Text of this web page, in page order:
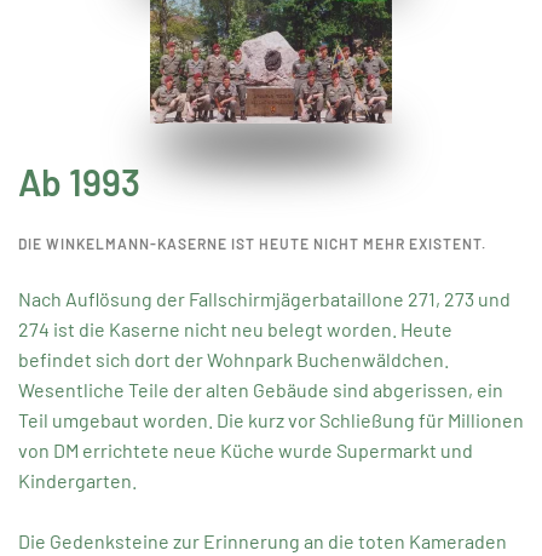
Ab 1993
DIE WINKELMANN-KASERNE IST HEUTE NICHT MEHR EXISTENT.
Nach Auflösung der Fallschirmjägerbataillone 271, 273 und
274 ist die Kaserne nicht neu belegt worden. Heute
befindet sich dort der Wohnpark Buchenwäldchen.
Wesentliche Teile der alten Gebäude sind abgerissen, ein
Teil umgebaut worden. Die kurz vor Schließung für Millionen
von DM errichtete neue Küche wurde Supermarkt und
Kindergarten.
Die Gedenksteine zur Erinnerung an die toten Kameraden